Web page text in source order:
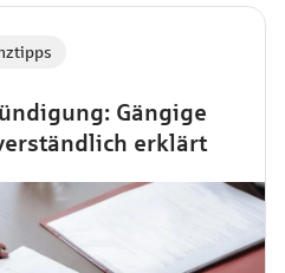
Gängige
erklärt